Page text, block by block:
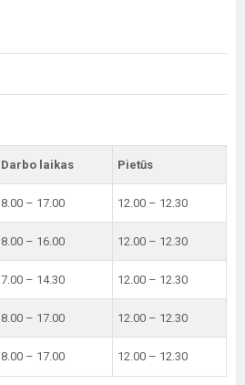
Darbo laikas Pietūs
8.00 – 17.00 12.00 – 12.30
8.00 – 16.00 12.00 – 12.30
7.00 – 14.30 12.00 – 12.30
8.00 – 17.00 12.00 – 12.30
8.00 – 17.00 12.00 – 12.30